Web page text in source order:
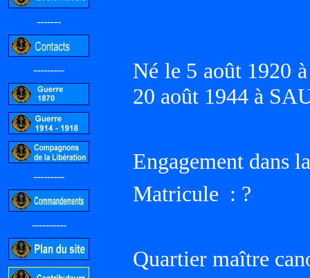
-------
---------
---------
----------
Né le 5 août 1920
20 août 1944 à
Engagement dans
Matricule : ?
Quartier maître